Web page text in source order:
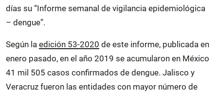
días su “Informe semanal de vigilancia epidemiológica
– dengue”.
Según la edición 53-2020 de este informe, publicada en
enero pasado, en el año 2019 se acumularon en México
41 mil 505 casos confirmados de dengue. Jalisco y
Veracruz fueron las entidades con mayor número de